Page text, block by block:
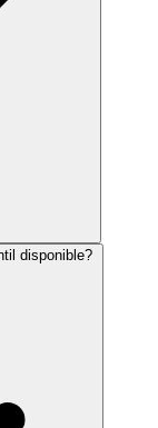
disponible?